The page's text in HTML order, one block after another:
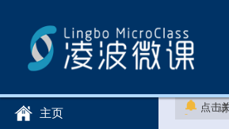
主页
欢迎来
点击